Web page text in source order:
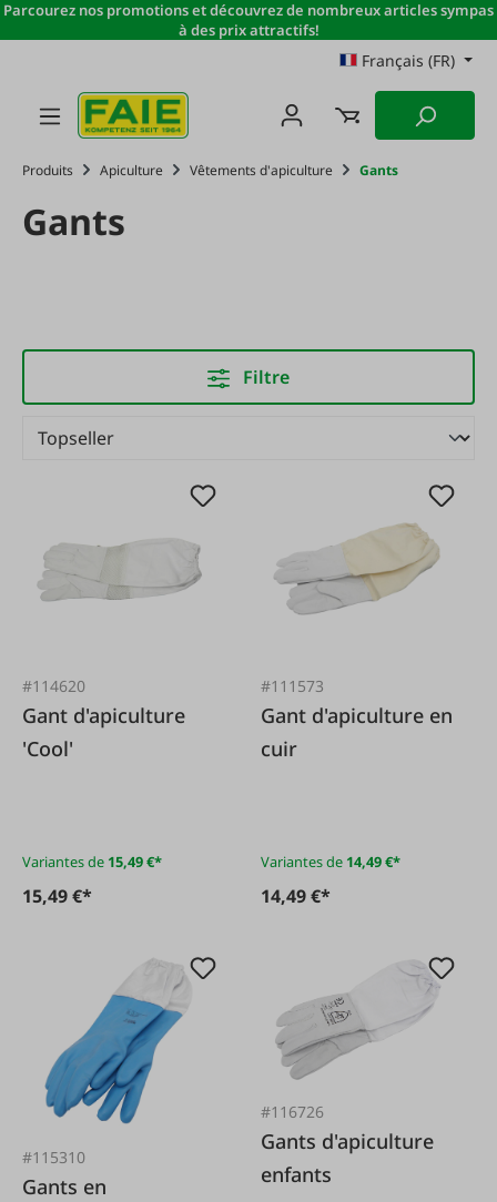
Passer au contenu principal
Parcourez nos promotions et découvrez de nombreux articles sympas
à des prix attractifs!
Français (FR)
Produits Apiculture Vêtements d'apiculture Gants
Gants
Filtre
#114620
Gant d'apiculture
'Cool'
Variantes de 15,49 €*
15,49 €*
#111573
Gant d'apiculture en
cuir
Variantes de 14,49 €*
14,49 €*
#115310
Gants en
#116726
Gants d'apiculture
enfants